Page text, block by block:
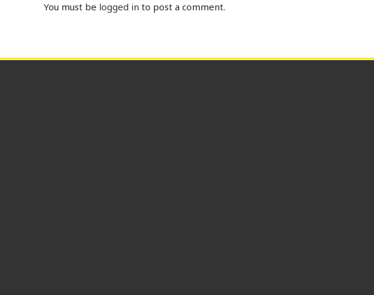
You must be logged in to post a comment.